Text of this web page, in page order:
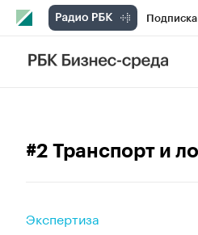
Телеканал
#2 Транспорт и
Экспертиза